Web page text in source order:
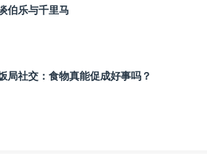
伯乐与千里马
局社交：食物真能促成好事吗？